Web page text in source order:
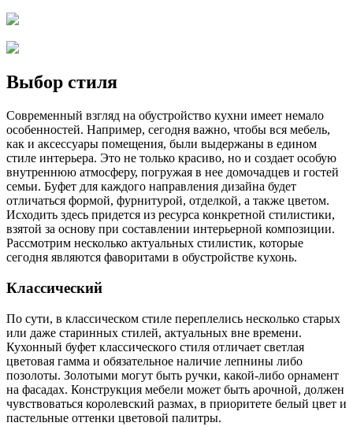
Выбор стиля
Современный взгляд на обустройство кухни имеет немало
особенностей. Например, сегодня важно, чтобы вся мебель,
как и аксессуары помещения, были выдержаны в едином
стиле интерьера. Это не только красиво, но и создает особую
внутреннюю атмосферу, погружая в нее домочадцев и гостей
семьи. Буфет для каждого направления дизайна будет
отличаться формой, фурнитурой, отделкой, а также цветом.
Исходить здесь придется из ресурса конкретной стилистики,
взятой за основу при составлении интерьерной композиции.
Рассмотрим несколько актуальных стилистик, которые
сегодня являются фаворитами в обустройстве кухонь.
Классический
По сути, в классическом стиле переплелись несколько старых
или даже старинных стилей, актуальных вне времени.
Кухонный буфет классического стиля отличает светлая
цветовая гамма и обязательное наличие лепнины либо
позолоты. Золотыми могут быть ручки, какой-либо орнамент
на фасадах. Конструкция мебели может быть арочной, должен
чувствоваться королевский размах, в приоритете белый цвет и
пастельные оттенки цветовой палитры.